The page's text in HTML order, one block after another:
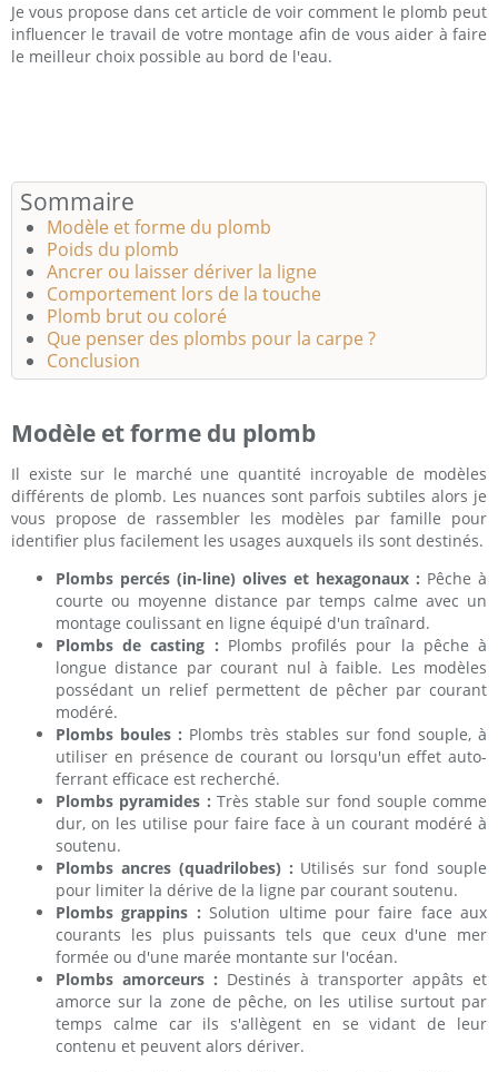
Je vous propose dans cet article de voir comment le plomb peut
influencer le travail de votre montage afin de vous aider à faire
le meilleur choix possible au bord de l'eau.
Sommaire
Modèle et forme du plomb
Poids du plomb
Ancrer ou laisser dériver la ligne
Comportement lors de la touche
Plomb brut ou coloré
Que penser des plombs pour la carpe ?
Conclusion
Modèle et forme du plomb
Il existe sur le marché une quantité incroyable de modèles
différents de plomb. Les nuances sont parfois subtiles alors je
vous propose de rassembler les modèles par famille pour
identifier plus facilement les usages auxquels ils sont destinés.
Plombs percés (in-line) olives et hexagonaux : Pêche à
courte ou moyenne distance par temps calme avec un
montage coulissant en ligne équipé d'un traînard.
Plombs de casting : Plombs profilés pour la pêche à
longue distance par courant nul à faible. Les modèles
possédant un relief permettent de pêcher par courant
modéré.
Plombs boules : Plombs très stables sur fond souple, à
utiliser en présence de courant ou lorsqu'un effet auto-
ferrant efficace est recherché.
Plombs pyramides : Très stable sur fond souple comme
dur, on les utilise pour faire face à un courant modéré à
soutenu.
Plombs ancres (quadrilobes) : Utilisés sur fond souple
pour limiter la dérive de la ligne par courant soutenu.
Plombs grappins : Solution ultime pour faire face aux
courants les plus puissants tels que ceux d'une mer
formée ou d'une marée montante sur l'océan.
Plombs amorceurs : Destinés à transporter appâts et
amorce sur la zone de pêche, on les utilise surtout par
temps calme car ils s'allègent en se vidant de leur
contenu et peuvent alors dériver.